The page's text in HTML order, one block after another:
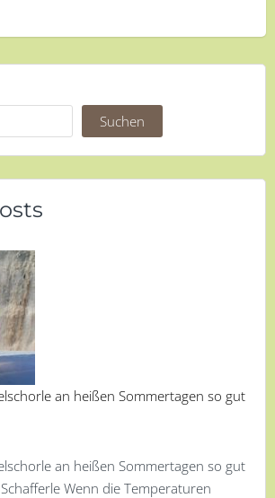
Suchen
an heißen Sommertagen so gut
an heißen Sommertagen so gut
Wenn die Temperaturen